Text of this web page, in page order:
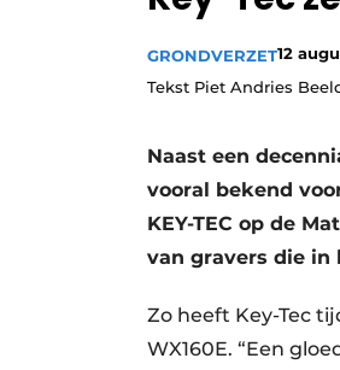
Vacatures
GRONDVERZET12
Tekst Piet Andries
Naast een
vooral bekend
KEY-TEC op de
van gravers die in
Zo heeft Key-Tec
WX160E. “Een